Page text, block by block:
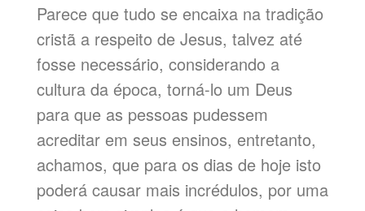
Parece que tudo se encaixa na tradição
cristã a respeito de Jesus, talvez até
fosse necessário, considerando a
cultura da época, torná-lo um Deus
para que as pessoas pudessem
acreditar em seus ensinos, entretanto,
achamos, que para os dias de hoje isto
poderá causar mais incrédulos, por uma